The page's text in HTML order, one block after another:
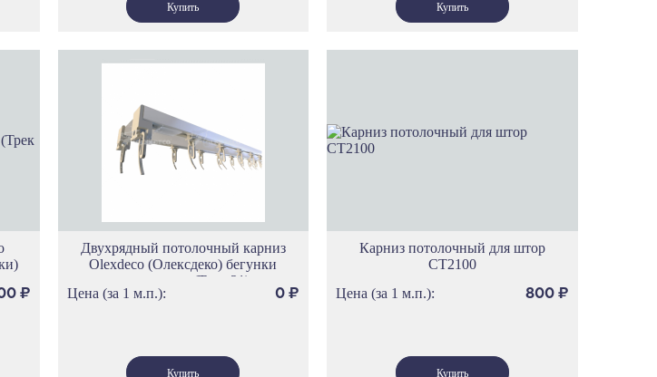
₽
Двухрядный потолочный карниз
Olexdeco (Олексдеко) бегунки
скольжения (Трек 21)
Цена (за 1 м.п.):
0₽
Карниз потолочный для штор
СТ2100
Цена (за 1 м.п.):
800 ₽